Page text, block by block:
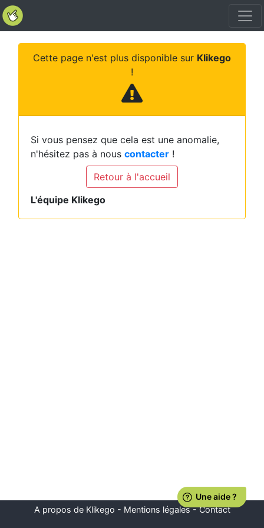
Cette page n'est plus disponible sur Klikego
!
Si vous pensez que cela est une anomalie,
n'hésitez pas à nous contacter !
Retour à l'accueil
L'équipe Klikego
A propos de Klikego - Mentions légales-Contact